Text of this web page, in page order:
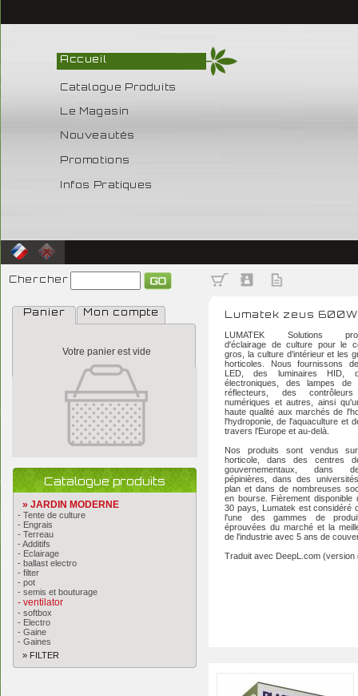
Accueil
Catalogue Produits
Le Magasin
Nouveautés
Promotions
Infos Pratiques
Chercher
Panier Mon compte
Votre panier est vide
Catalogue produits
» JARDIN MODERNE
- Tente de culture
- Engrais
- Terreau
- Additifs
- Eclairage
- ballast electro
- filter
- pot
- semis et bouturage
- ventilator
- softbox
- Electro
- Gaine
- Gaines
» FILTER
Lumatek zeus 600W
LUMATEK Solutions
d'éclairage de culture pour le
gros, la culture d'intérieur et les
horticoles. Nous fournissons
LED, des luminaires HID,
électroniques, des lampes de
réflecteurs, des contrôleurs
numériques et autres, ainsi
haute qualité aux marchés de
l'hydroponie, de l'aquaculture et
travers l'Europe et au-delà.
Nos produits sont vendus
horticole, dans des centres
gouvernementaux, dans
pépinières, dans des
plan et dans de nombreuses
en bourse. Fièrement disponible
30 pays, Lumatek est considéré
l'une des gammes de
éprouvées du marché et la
de l'industrie avec 5 ans de
Traduit avec DeepL.com (version